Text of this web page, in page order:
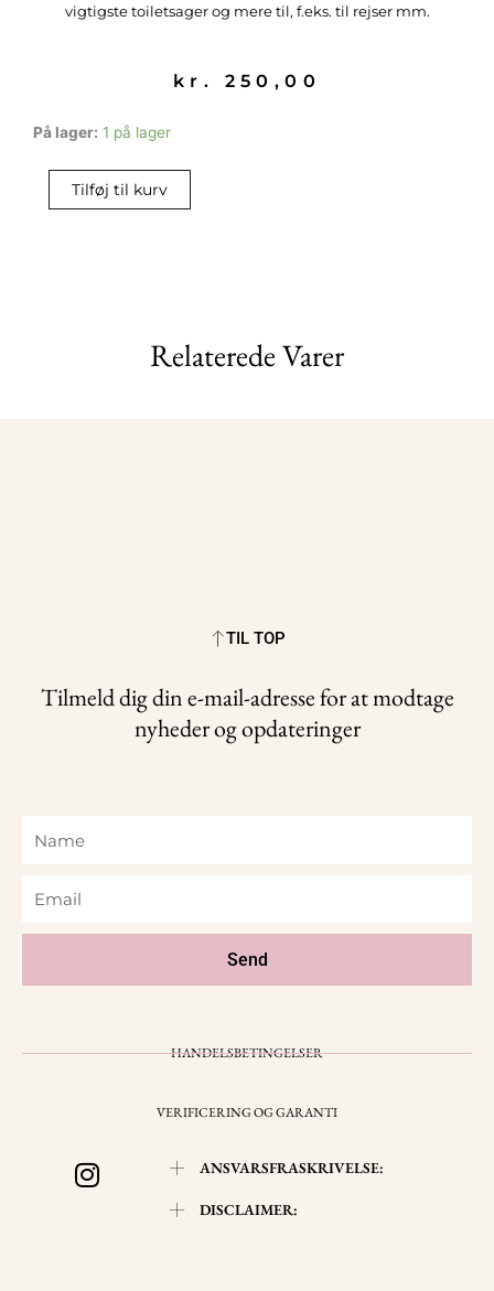
vigtigste toiletsager og mere til, f.eks. til rejser mm.
kr. 250,00
På lager: 1 på lager
Cofur
toilettaske
Tilføj til kurv
Relaterede Varer
TIL TOP
Tilmeld dig din e-mail-adresse for at modtage
nyheder og opdateringer
Send
HANDELSBETINGELSER
VERIFICERING OG GARANTI
I
n
ANSVARSFRASKRIVELSE:
DISCLAIMER: